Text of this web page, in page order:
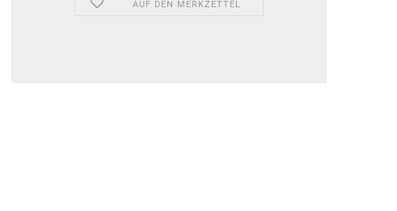
AUF DEN MERKZETTEL